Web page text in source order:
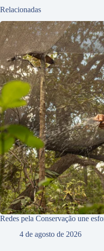
Relacionadas
Redes pela Conservação une
4 de agosto de 2026